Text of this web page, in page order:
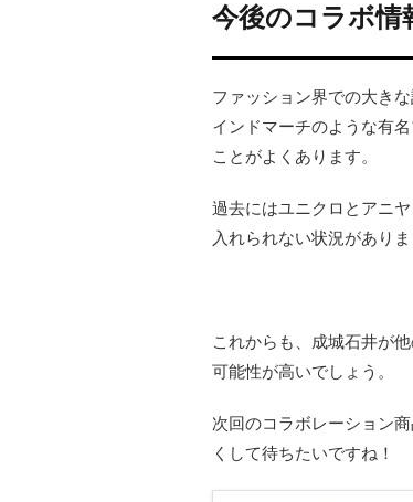
今後のコラボ情
ファッション界での大き
インドマーチのような有
ことがよくあります。
過去にはユニクロとアニ
入れられない状況がありま
これからも、成城石井が
可能性が高いでしょう。
次回のコラボレーション
くして待ちたいですね！